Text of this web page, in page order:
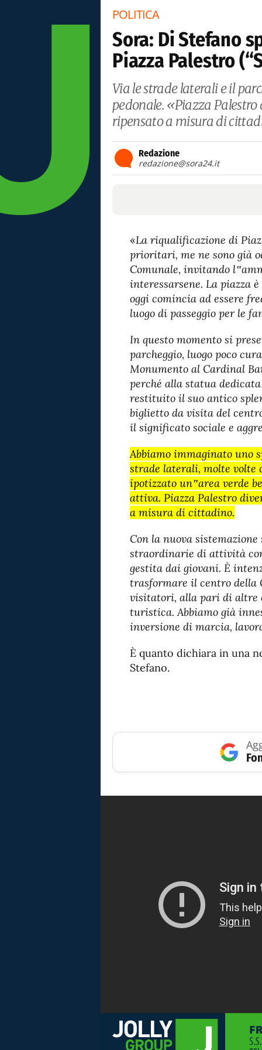
POLITICA
Sora: Di Stefano
Piazza Palestro
Via le strade laterali e il
pedonale. «Piazza
ripensato a misura di
Redazione
redazione@sora24.it
«La riqualificazione di
prioritari, me ne sono già
Comunale, invitando
interessarsene. La piazza
oggi comincia ad essere
luogo di passeggio per le
In questo momento si
parcheggio, luogo poco
Monumento al Cardinal
perché alla statua
restituito il suo antico
biglietto da visita del
il significato sociale e
Abbiamo immaginato uno
strade laterali, molte volte
ipotizzato un‟area verde
attiva. Piazza Palestro
a misura di cittadino.
Con la nuova
straordinarie di attività
gestita dai giovani. È
trasformare il centro
visitatori, alla pari di altre
turistica. Abbiamo già
inversione di marcia,
È quanto dichiara in una
Stefano.